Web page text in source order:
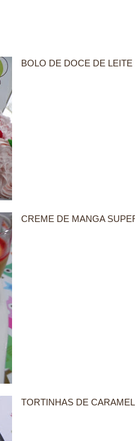
BOLO DE DOCE DE
CREME DE MANGA
TORTINHAS DE